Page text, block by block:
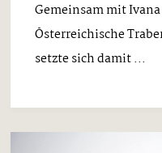
Gemeinsam mit Ivana
Österreichische
setzte sich damit ...